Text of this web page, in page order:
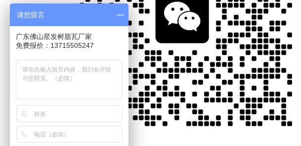
二维码
请您留言
广东佛山星发树脂瓦厂家
免费报价：13715505247